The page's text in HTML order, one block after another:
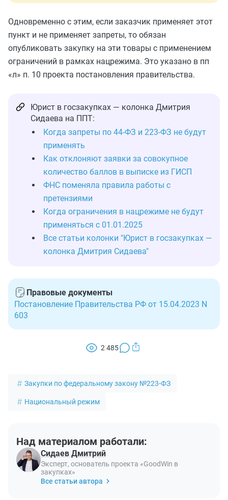
Одновременно с этим, если заказчик применяет этот
пункт и не применяет запреты, то обязан
опубликовать закупку на эти товары с применением
ограничений в рамках нацрежима. Это указано в пп
«л» п. 10 проекта постановления правительства.
Юрист в госзакупках — колонка Дмитрия
Сидаева на ППТ:
Когда запреты по 44-ФЗ и 223-ФЗ не будут
применять
Как отклоняют заявки за совокупное
количество баллов в выписке из ГИСП
ФНС поменяла правила работы с
претензиями
Когда ограничения в нацрежиме не будут
применяться с 01.01.2025
Все статьи колонки "Юрист в госзакупках —
колонка Дмитрия Сидаева"
Правовые документы
Постановление Правительства РФ от 15.04.2023 N
603
2 485
Закупки по федеральному закону №223-ФЗ
Национальный режим
Над материалом работали:
Сидаев Дмитрий
Эксперт, основатель проекта «GoodWin в
закупках»
Все статьи автора